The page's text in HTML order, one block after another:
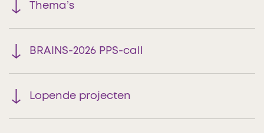
Thema’s
BRAINS-2026 PPS-call
Lopende projecten